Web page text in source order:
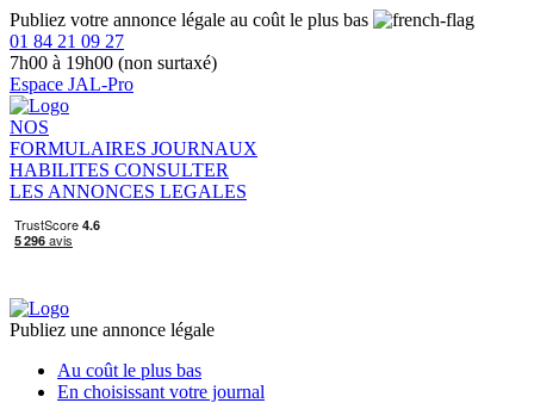
Publiez votre annonce légale au coût le plus bas
01 84 21 09 27
7h00 à 19h00 (non surtaxé)
Espace JAL-Pro
NOS
FORMULAIRES JOURNAUX
HABILITES CONSULTER
LES ANNONCES LEGALES
Publiez une annonce légale
Au coût le plus bas
En choisissant votre journal